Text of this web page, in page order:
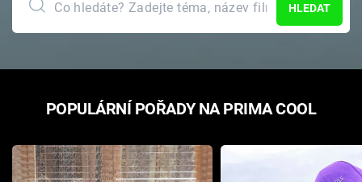
Seriály
TV Program
HLEDAT
POPULÁRNÍ POŘADY NA PRIMA COOL